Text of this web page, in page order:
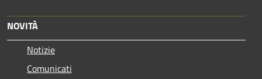
NOVITÀ
Notizie
Comunicati